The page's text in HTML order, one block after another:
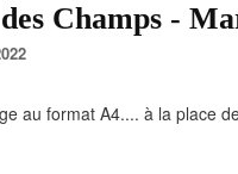
Champs -
au format A4.... à la place